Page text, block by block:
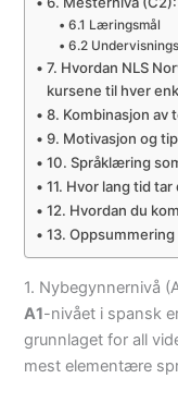
6.1 Læringsmål
6.2
7. Hvordan NLS
kursene til hver
8. Kombinasjon av
9. Motivasjon og
10. Språklæring
11. Hvor lang tid
12. Hvordan du
13. Oppsummering
1. Nybegynnernivå
A1-nivået i spansk
grunnlaget for all
mest elementære